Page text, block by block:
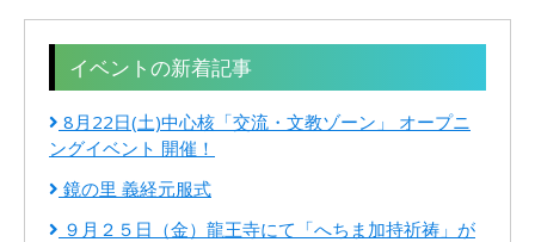
イベントの新着記事
8月22日(土)中心核「交流・文教ゾーン」 オープニ
ングイベント 開催！
鏡の里 義経元服式
９月２５日（金）龍王寺にて「へちま加持祈祷」が